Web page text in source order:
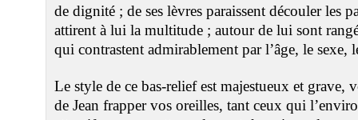
de dignité ; de ses lèvres paraissent découler les
attirent à lui la multitude ; autour de lui sont
qui contrastent admirablement par l’âge, le sexe,
Le style de ce bas-relief est majestueux et grave,
de Jean frapper vos oreilles, tant ceux qui